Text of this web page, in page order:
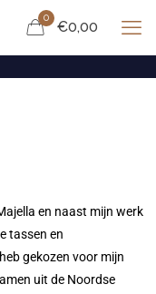
0
€0,00
en naast mijn werk
tassen en
gekozen voor mijn
uit de Noordse